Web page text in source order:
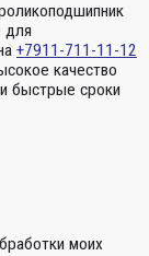
для
+7911-711-11-12
качество
быстрые сроки
моих